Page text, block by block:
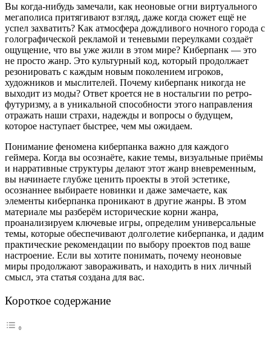
Вы когда-нибудь замечали, как неоновые огни виртуального
мегаполиса притягивают взгляд, даже когда сюжет ещё не
успел захватить? Как атмосфера дождливого ночного города с
голографической рекламой и теневыми переулками создаёт
ощущение, что вы уже жили в этом мире? Киберпанк — это
не просто жанр. Это культурный код, который продолжает
резонировать с каждым новым поколением игроков,
художников и мыслителей. Почему киберпанк никогда не
выходит из моды? Ответ кроется не в ностальгии по ретро-
футуризму, а в уникальной способности этого направления
отражать наши страхи, надежды и вопросы о будущем,
которое наступает быстрее, чем мы ожидаем.
Понимание феномена киберпанка важно для каждого
геймера. Когда вы осознаёте, какие темы, визуальные приёмы
и нарративные структуры делают этот жанр вневременным,
вы начинаете глубже ценить проекты в этой эстетике,
осознаннее выбираете новинки и даже замечаете, как
элементы киберпанка проникают в другие жанры. В этом
материале мы разберём исторические корни жанра,
проанализируем ключевые игры, определим универсальные
темы, которые обеспечивают долголетие киберпанка, и дадим
практические рекомендации по выбору проектов под ваше
настроение. Если вы хотите понимать, почему неоновые
миры продолжают завораживать, и находить в них личный
смысл, эта статья создана для вас.
Короткое содержание